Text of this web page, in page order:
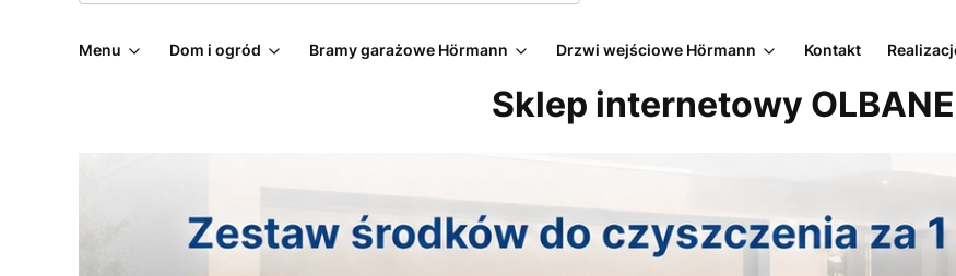
Menu Dom i ogród Bramy garażowe Hörmann Drzwi wejściowe Hörmann Kontakt
Sklep internetowy